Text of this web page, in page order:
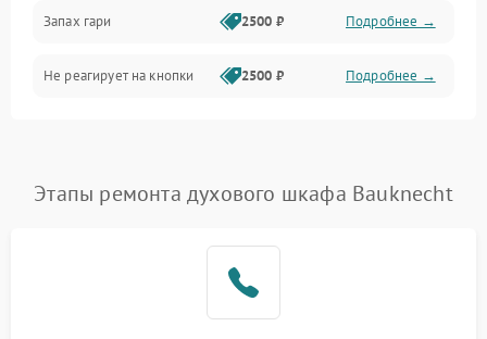
Запах гари 2500 ₽ Подробнее →
Не реагирует на кнопки 2500 ₽ Подробнее →
Этапы ремонта духового шкафа Bauknecht